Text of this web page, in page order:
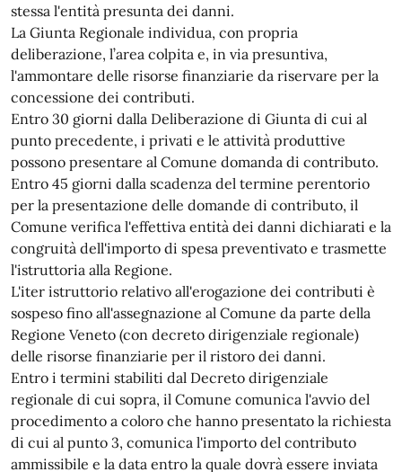
stessa l'entità presunta dei danni.
La Giunta Regionale individua, con propria
deliberazione, l’area colpita e, in via presuntiva,
l'ammontare delle risorse finanziarie da riservare per la
concessione dei contributi.
Entro 30 giorni dalla Deliberazione di Giunta di cui al
punto precedente, i privati e le attività produttive
possono presentare al Comune domanda di contributo.
Entro 45 giorni dalla scadenza del termine perentorio
per la presentazione delle domande di contributo, il
Comune verifica l'effettiva entità dei danni dichiarati e la
congruità dell'importo di spesa preventivato e trasmette
l'istruttoria alla Regione.
L'iter istruttorio relativo all'erogazione dei contributi è
sospeso fino all'assegnazione al Comune da parte della
Regione Veneto (con decreto dirigenziale regionale)
delle risorse finanziarie per il ristoro dei danni.
Entro i termini stabiliti dal Decreto dirigenziale
regionale di cui sopra, il Comune comunica l'avvio del
procedimento a coloro che hanno presentato la richiesta
di cui al punto 3, comunica l'importo del contributo
ammissibile e la data entro la quale dovrà essere inviata